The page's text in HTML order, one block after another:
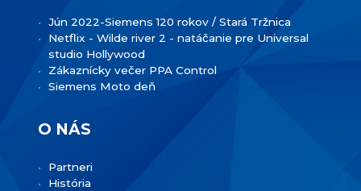
Jún 2022-Siemens 120 rokov / Stará Tržnica
Netflix - Wilde river 2 - natáčanie pre Universal
studio Hollywood
Zákaznícky večer PPA Control
Siemens Moto deň
O NÁS
Partneri
História